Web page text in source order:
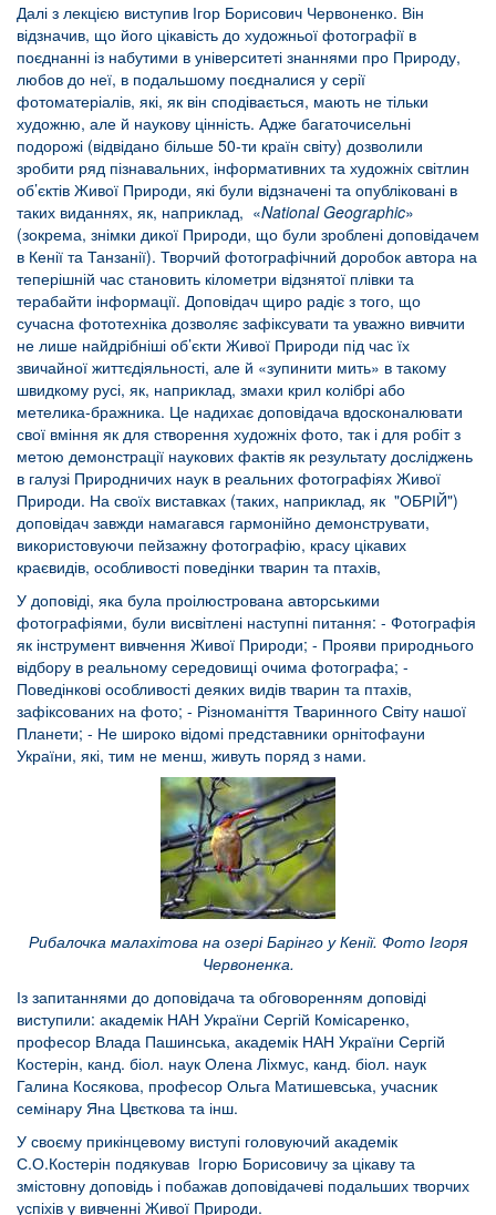
Далі з лекцією виступив Ігор Борисович Червоненко. Він
відзначив, що його цікавість до художньої фотографії в
поєднанні із набутими в університеті знаннями про Природу,
любов до неї, в подальшому поєдналися у серії
фотоматеріалів, які, як він сподівається, мають не тільки
художню, але й наукову цінність. Адже багаточисельні
подорожі (відвідано більше 50-ти країн світу) дозволили
зробити ряд пізнавальних, інформативних та художніх світлин
об’єктів Живої Природи, які були відзначені та опубліковані в
таких виданнях, як, наприклад, «NationalGeographic»
(зокрема, знімки дикої Природи, що були зроблені доповідачем
в Кенії та Танзанії). Творчий фотографічний доробок автора на
теперішній час становить кілометри відзнятої плівки та
терабайти інформації. Доповідач щиро радіє з того, що
сучасна фототехніка дозволяє зафіксувати та уважно вивчити
не лише найдрібніші об’єкти Живої Природи під час їх
звичайної життєдіяльності, але й «зупинити мить» в такому
швидкому русі, як, наприклад, змахи крил колібрі або
метелика-бражника. Це надихає доповідача вдосконалювати
свої вміння як для створення художніх фото, так і для робіт з
метою демонстрації наукових фактів як результату досліджень
в галузі Природничих наук в реальних фотографіях Живої
Природи. На своїх виставках (таких, наприклад, як "ОБРІЙ")
доповідач завжди намагався гармонійно демонструвати,
використовуючи пейзажну фотографію, красу цікавих
краєвидів, особливості поведінки тварин та птахів,
У доповіді, яка була проілюстрована авторськими
фотографіями, були висвітлені наступні питання: - Фотографія
як інструмент вивчення Живої Природи; - Прояви природнього
відбору в реальному середовищі очима фотографа; -
Поведінкові особливості деяких видів тварин та птахів,
зафіксованих на фото; - Різноманіття Тваринного Світу нашої
Планети; - Не широко відомі представники орнітофауни
України, які, тим не менш, живуть поряд з нами.
Рибалочка малахітова на озері Барінго у Кенії. Фото Ігоря
Червоненка.
Із запитаннями до доповідача та обговоренням доповіді
виступили: академік НАН України Сергій Комісаренко,
професор Влада Пашинська, академік НАН України Сергій
Костерін, канд. біол. наук Олена Ліхмус, канд. біол. наук
Галина Косякова, професор Ольга Матишевська, учасник
семінару Яна Цвєткова та інш.
У своєму прикінцевому виступі головуючий академік
С.О.Костерін подякував Ігорю Борисовичу за цікаву та
змістовну доповідь і побажав доповідачеві подальших творчих
успіхів у вивченні Живої Природи.